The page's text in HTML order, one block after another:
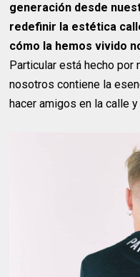
generación desde
redefinir la estética
cómo la hemos vivido
Particular está hecho
nosotros contiene la
hacer amigos en la calle